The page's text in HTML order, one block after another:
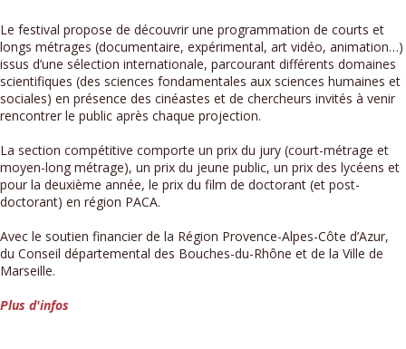
Le festival propose de découvrir une programmation de courts et
longs métrages (documentaire, expérimental, art vidéo, animation…)
issus d’une sélection internationale, parcourant différents domaines
scientifiques (des sciences fondamentales aux sciences humaines et
sociales) en présence des cinéastes et de chercheurs invités à venir
rencontrer le public après chaque projection.
La section compétitive comporte un prix du jury (court-métrage et
moyen-long métrage), un prix du jeune public, un prix des lycéens et
pour la deuxième année, le prix du film de doctorant (et post-
doctorant) en région PACA.
Avec le soutien financier de la Région Provence-Alpes-Côte d’Azur,
du Conseil départemental des Bouches-du-Rhône et de la Ville de
Marseille.
Plus d'infos